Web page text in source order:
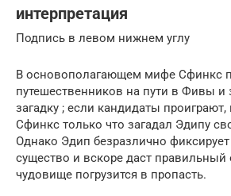
интерпретация
Подпись в левом нижнем углу
В основополагающем мифе Сфинкс
путешественников на пути в Фивы и
загадку ; если кандидаты проиграют,
Сфинкс только что загадал Эдипу
Однако Эдип безразлично
существо и вскоре даст правильный
чудовище погрузится в пропасть.